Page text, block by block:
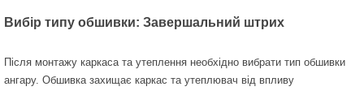
Вибір типу обшивки: Завершальний штрих
Після монтажу каркаса та утеплення необхідно вибрати тип обшивки
ангару. Обшивка захищає каркас та утеплювач від впливу